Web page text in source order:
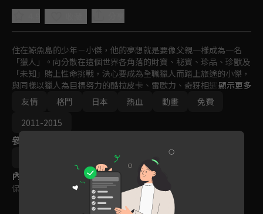
住在鯨魚島的少年－小傑，他的夢想就是要像父親一樣成為一名
「獵人」。向分散在這個世界各角落的財寶、秘寶、珍品、珍獸及
「未知」賭上性命挑戰，決心要成為全職獵人而踏上旅途的小傑，
與同樣以獵人為目標努力的酷拉皮卡、雷歐力、奇犽相遇。突破重
重難關，終於通過獵人考試，而小傑是否能夠成為一名優秀的獵
人？異想天開、壯烈精彩的冒險即將展開！
顯示更多
友情
格鬥 日本 熱血 動畫
免費
2011-2015
參與演員
內容標籤
保護級